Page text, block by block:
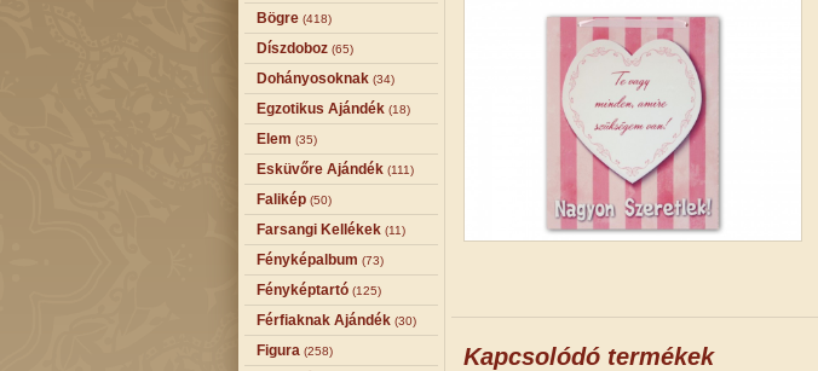
Bögre (418)
Díszdoboz (65)
Dohányosoknak (34)
Egzotikus Ajándék (18)
Elem (35)
Esküvőre Ajándék (111)
Falikép (50)
Farsangi Kellékek (11)
Fényképalbum (73)
Fényképtartó (125)
Férfiaknak Ajándék (30)
Figura (258) Kapcsolódó termékek